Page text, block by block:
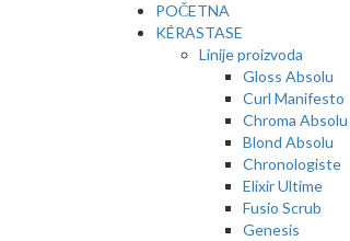
POČETNA
KÉRASTASE
Linije proizvoda
Gloss Absolu
Curl Manifesto
Chroma Absolu
Blond Absolu
Chronologiste
Elixir Ultime
Fusio Scrub
Genesis